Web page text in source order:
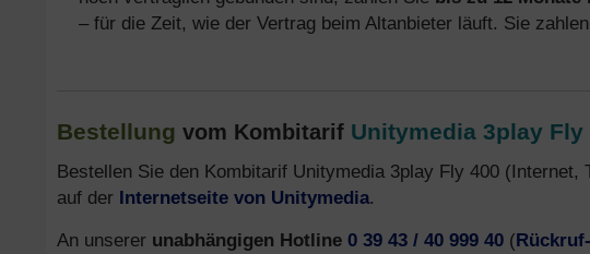
– für die Zeit, wie der Vertrag beim Altanbieter läuft. Sie
Bestellung vom Kombitarif Unitymedia 3play Fly
Bestellen Sie den Kombitarif Unitymedia 3play Fly 400 (Internet,
auf der Internetseite von Unitymedia.
An unserer unabhängigen Hotline 0 39 43 / 40 999 40 (